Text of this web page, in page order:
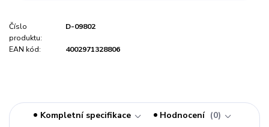
Číslo
produktu:
D-09802
EAN kód: 4002971328806
Kompletní specifikace Hodnocení
0